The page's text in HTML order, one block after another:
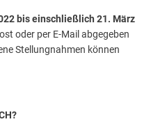
bis einschließlich 21. März
oder per E-Mail abgegeben
Stellungnahmen können